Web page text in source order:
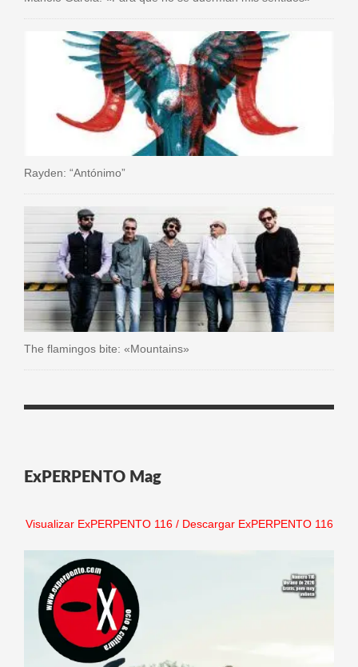
Rayden: “Antónimo”
The flamingos bite: «Mountains»
ExPERPENTO Mag
Visualizar ExPERPENTO 116/ Descargar ExPERPENTO 116